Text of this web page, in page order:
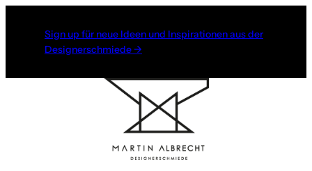
Sign up für neue Ideen und Inspirationen aus der
Designerschmiede →